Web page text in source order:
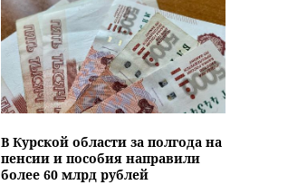
В Курской области за полгода на
пенсии и пособия направили
более 60 млрд рублей